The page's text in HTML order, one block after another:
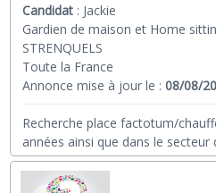
Candidat : Jackie
Gardien de maison et Home
STRENQUELS
Toute la France
Annonce mise à jour le :08/08/
Recherche place factotum/
années ainsi que dans le secteur